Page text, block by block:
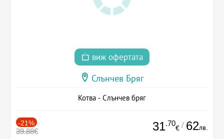
виж офертата
Слънчев Бряг
Котва - Слънчев бряг
-21%
39.88€ 31.70
€ / 62лв.